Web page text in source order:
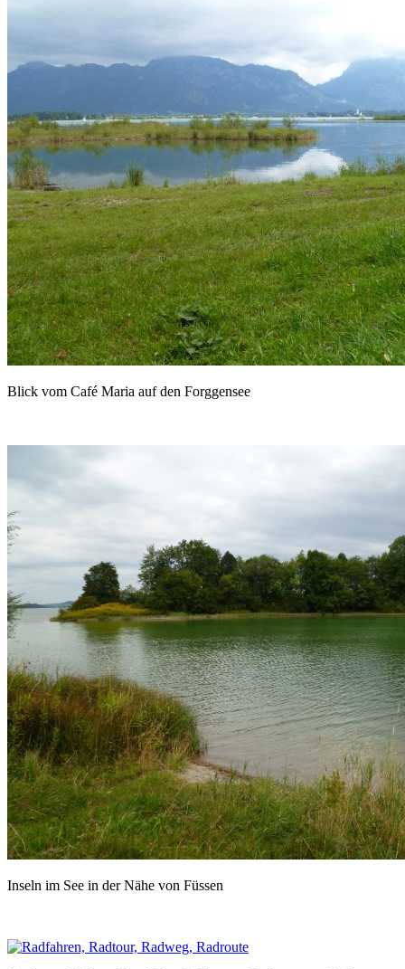
Blick vom Café Maria auf den Forggensee
Inseln im See in der Nähe von Füssen